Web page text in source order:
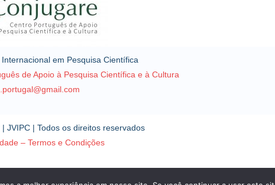
em Pesquisa Científica
de Apoio à Pesquisa Científica e à Cultura
JVIPC | Todos os direitos reservados
– Termos e Condições